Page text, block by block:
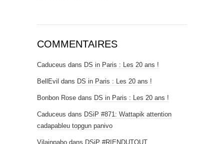
COMMENTAIRES
Caduceus dans DS in Paris : Les 20 ans !
BellEvil dans DS in Paris : Les 20 ans !
Bonbon Rose dans DS in Paris : Les 20 ans !
Caduceus dans DSiP #871: Wattapik attention
cadapableu topgun panivo
Vilainpabo dans DSiP #RIENDUTOUT